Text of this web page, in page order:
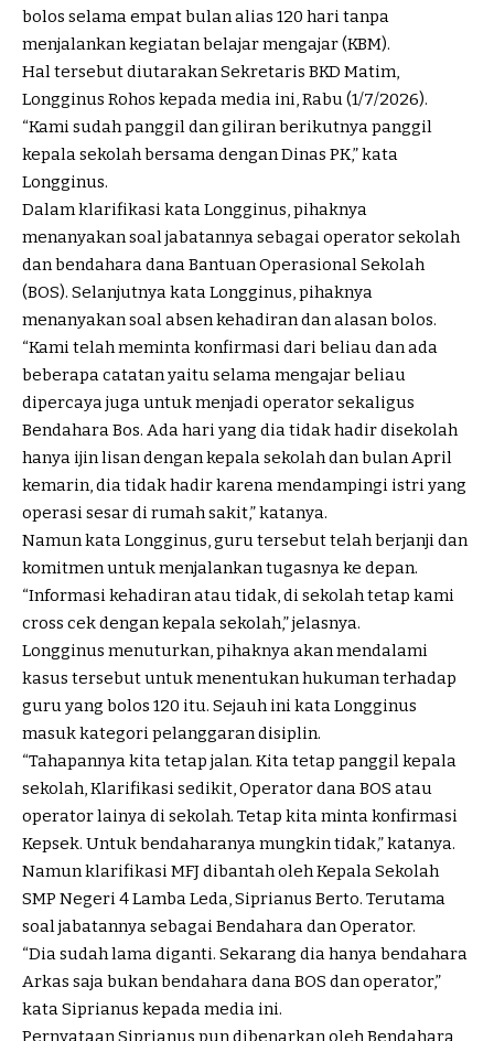
bolos selama empat bulan alias 120 hari tanpa
menjalankan kegiatan belajar mengajar (KBM).
Hal tersebut diutarakan Sekretaris BKD Matim,
Longginus Rohos kepada media ini, Rabu (1/7/2026).
“Kami sudah panggil dan giliran berikutnya panggil
kepala sekolah bersama dengan Dinas PK,” kata
Longginus.
Dalam klarifikasi kata Longginus, pihaknya
menanyakan soal jabatannya sebagai operator sekolah
dan bendahara dana Bantuan Operasional Sekolah
(BOS). Selanjutnya kata Longginus, pihaknya
menanyakan soal absen kehadiran dan alasan bolos.
“Kami telah meminta konfirmasi dari beliau dan ada
beberapa catatan yaitu selama mengajar beliau
dipercaya juga untuk menjadi operator sekaligus
Bendahara Bos. Ada hari yang dia tidak hadir disekolah
hanya ijin lisan dengan kepala sekolah dan bulan April
kemarin, dia tidak hadir karena mendampingi istri yang
operasi sesar di rumah sakit,” katanya.
Namun kata Longginus, guru tersebut telah berjanji dan
komitmen untuk menjalankan tugasnya ke depan.
“Informasi kehadiran atau tidak, di sekolah tetap kami
cross cek dengan kepala sekolah,” jelasnya.
Longginus menuturkan, pihaknya akan mendalami
kasus tersebut untuk menentukan hukuman terhadap
guru yang bolos 120 itu. Sejauh ini kata Longginus
masuk kategori pelanggaran disiplin.
“Tahapannya kita tetap jalan. Kita tetap panggil kepala
sekolah, Klarifikasi sedikit, Operator dana BOS atau
operator lainya di sekolah. Tetap kita minta konfirmasi
Kepsek. Untuk bendaharanya mungkin tidak,” katanya.
Namun klarifikasi MFJ dibantah oleh Kepala Sekolah
SMP Negeri 4 Lamba Leda, Siprianus Berto. Terutama
soal jabatannya sebagai Bendahara dan Operator.
“Dia sudah lama diganti. Sekarang dia hanya bendahara
Arkas saja bukan bendahara dana BOS dan operator,”
kata Siprianus kepada media ini.
Pernyataan Siprianus pun dibenarkan oleh Bendahara